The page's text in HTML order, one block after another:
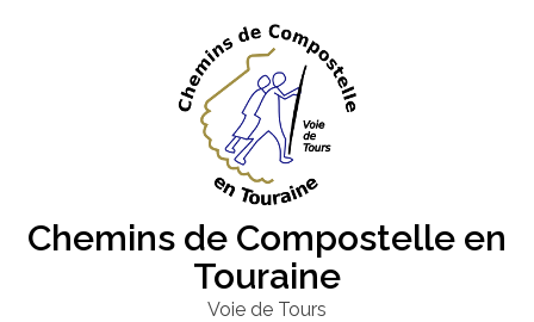
Chemins de Compostelle en
Touraine
Voie de Tours